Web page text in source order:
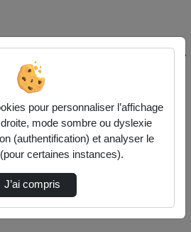
l'université Paris
sur Médiathèque de l'université
pour personnaliser l’affichage
mode sombre ou dyslexie
(authentification) et analyser le
certaines instances).
J’ai compris